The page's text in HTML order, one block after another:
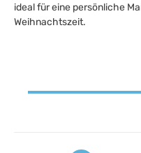
ideal für eine persönliche
Weihnachtszeit.